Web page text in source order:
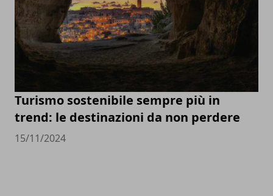
Turismo sostenibile sempre più in
trend: le destinazioni da non perdere
15/11/2024